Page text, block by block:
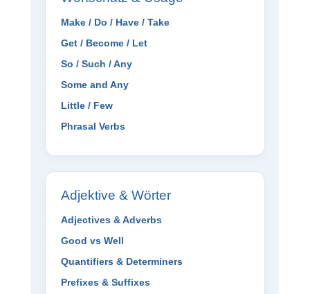
Make / Do / Have / Take
Get / Become / Let
So / Such / Any
Some and Any
Little / Few
Phrasal Verbs
Adjektive & Wörter
Adjectives & Adverbs
Good vs Well
Quantifiers & Determiners
Prefixes & Suffixes